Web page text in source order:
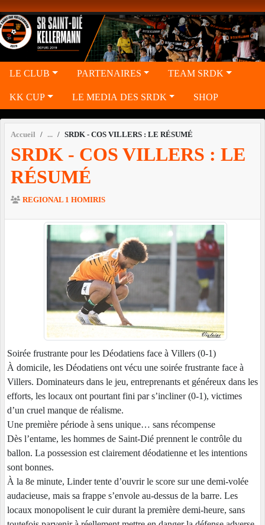
LE CLUB PARTENAIRES TEAM SRDK
KK CUP LE MEDIA DES SRDK SHOP
Accueil SRDK - COS VILLERS : LE RÉSUMÉ
SRDK - COS VILLERS : LE
RÉSUMÉ
REGIONAL 1 HOMIRIS
Soirée frustrante pour les Déodatiens face à Villers (0-1)
À domicile, les Déodatiens ont vécu une soirée frustrante face à
Villers. Dominateurs dans le jeu, entreprenants et généreux dans les
efforts, les locaux ont pourtant fini par s’incliner (0-1), victimes
d’un cruel manque de réalisme.
Une première période à sens unique… sans récompense
Dès l’entame, les hommes de Saint-Dié prennent le contrôle du
ballon. La possession est clairement déodatienne et les intentions
sont bonnes.
À la 8e minute, Linder tente d’ouvrir le score sur une demi-volée
audacieuse, mais sa frappe s’envole au-dessus de la barre. Les
locaux monopolisent le cuir durant la première demi-heure, sans